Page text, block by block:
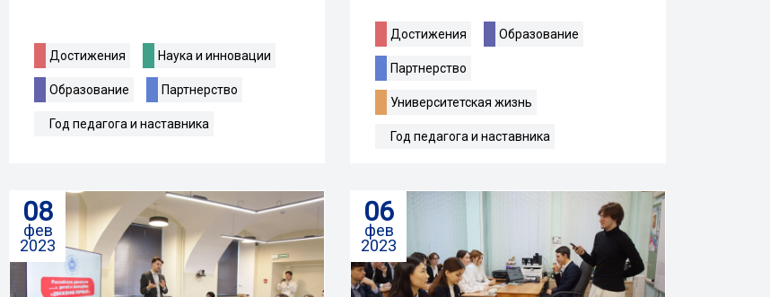
Достижения Наука и инновации
Образование Партнерство
Год педагога и наставника
Достижения Образование
Партнерство
Университетская жизнь
Год педагога и наставника
08
фев
2023
06
фев
2023